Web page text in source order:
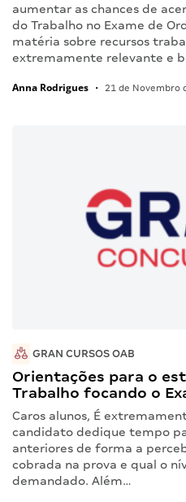
aumentar as chances de
do Trabalho no Exame de
matéria sobre recursos
extremamente relevante e
Anna Rodrigues • 21 de Novembro
GRAN CURSOS OAB
Orientações para o
Trabalho focando o
Caros alunos, É
candidato dedique tempo
anteriores de forma a
cobrada na prova e qual o
demandado. Além…